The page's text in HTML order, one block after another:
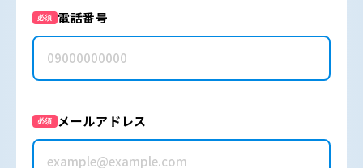
必須 電話番号
必須 メールアドレス